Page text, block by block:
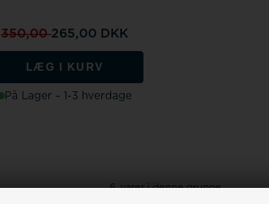
350,00265,00 DKK
LÆG I KURV
På Lager - 1-3 hverdage
6 varer i denne gruppe